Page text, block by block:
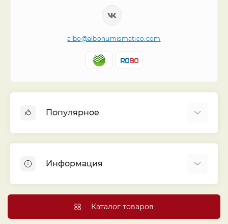
albo@albonumismatico.com
Популярное
Монеты
Банкноты
Листы для монет
Капсулы и холдеры
Информация
Договор публичной оферты
Каталог товаров